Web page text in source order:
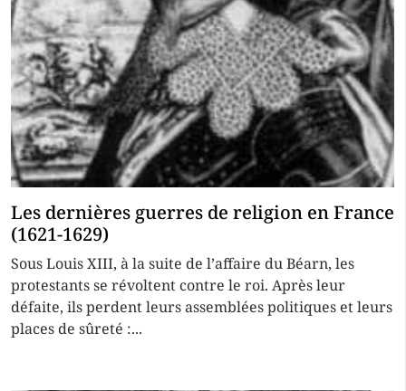
Les dernières guerres de religion en France
(1621-1629)
Sous Louis XIII, à la suite de l’affaire du Béarn, les
protestants se révoltent contre le roi. Après leur
défaite, ils perdent leurs assemblées politiques et leurs
places de sûreté :...